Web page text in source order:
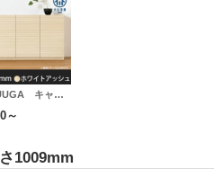
風雅／FUUGA キャビネット 幅1800mm（ホワイトアッシュ-スリット）
～
1009mm